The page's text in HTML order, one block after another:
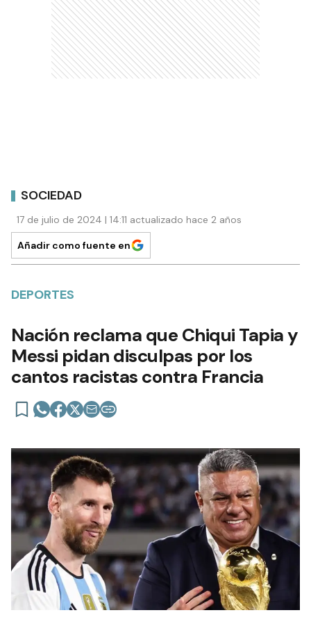
SOCIEDAD
17 de julio de 2024 | 14:11 actualizado hace 2 años
Añadir como fuente en
DEPORTES
Nación reclama que Chiqui Tapia y
Messi pidan disculpas por los
cantos racistas contra Francia